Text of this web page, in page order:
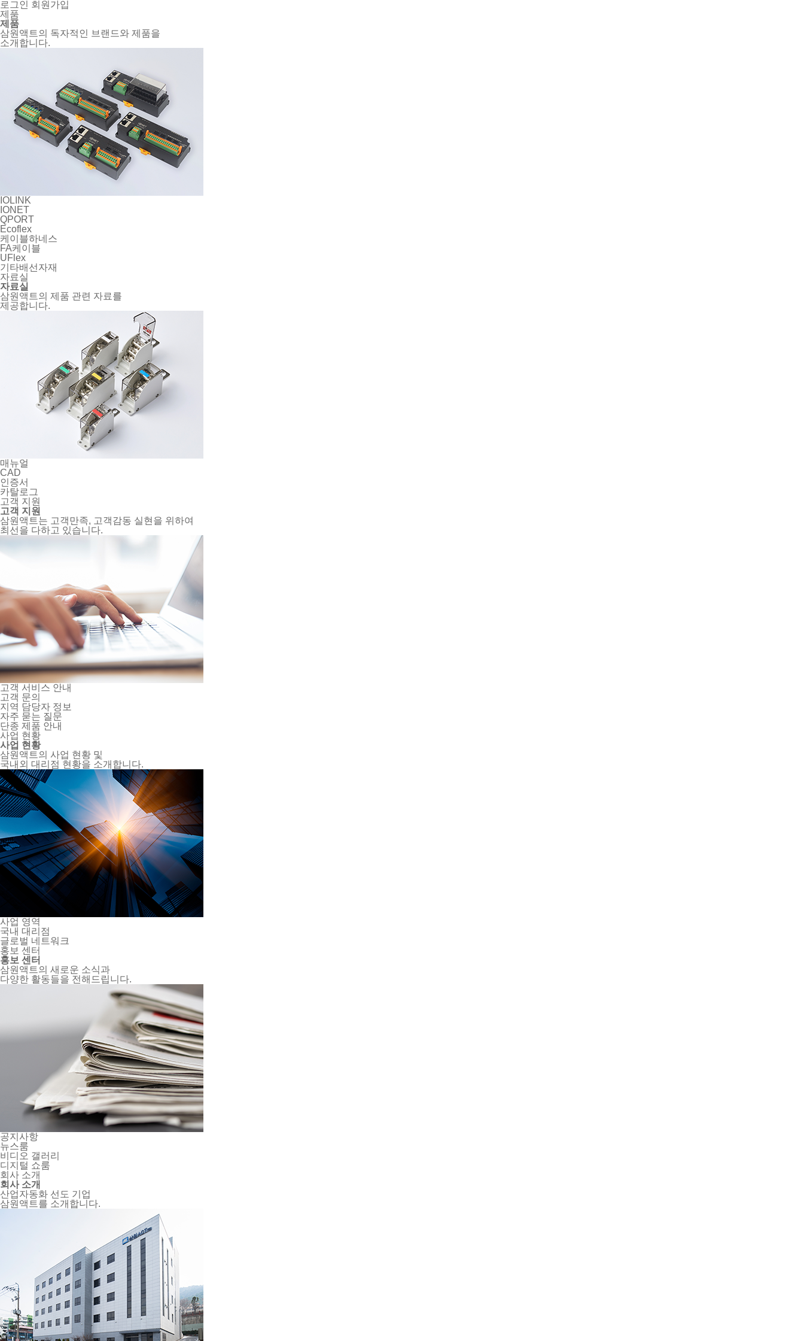
로그인
회원가입
제품
제품
삼원액트의 독자적인 브랜드와 제품을
소개합니다.
IOLINK
IONET
QPORT
Ecoflex
케이블하네스
FA케이블
UFlex
기타배선자재
자료실
자료실
삼원액트의 제품 관련 자료를
제공합니다.
매뉴얼
CAD
인증서
카탈로그
고객 지원
고객 지원
삼원액트는 고객만족, 고객감동 실현을 위하여
최선을 다하고 있습니다.
고객 서비스 안내
고객 문의
지역 담당자 정보
자주 묻는 질문
단종 제품 안내
사업 현황
사업 현황
삼원액트의 사업 현황 및
국내외 대리점 현황을 소개합니다.
사업 영역
국내 대리점
글로벌 네트워크
홍보 센터
홍보 센터
삼원액트의 새로운 소식과
다양한 활동들을 전해드립니다.
공지사항
뉴스룸
비디오 갤러리
디지털 쇼룸
회사 소개
회사 소개
산업자동화 선도 기업
삼원액트를 소개합니다.